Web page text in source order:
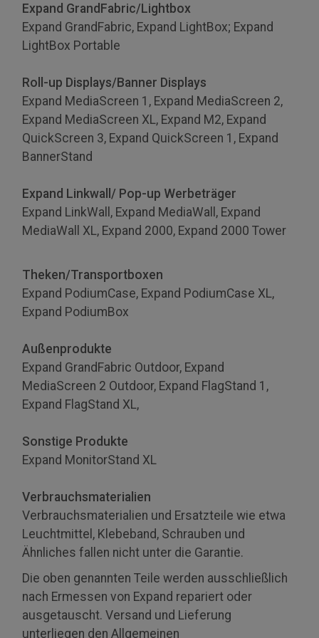
Expand GrandFabric/Lightbox
Expand GrandFabric, Expand LightBox; Expand
LightBox Portable
Roll-up Displays/Banner Displays
Expand MediaScreen 1, Expand MediaScreen 2,
Expand MediaScreen XL, Expand M2, Expand
QuickScreen 3, Expand QuickScreen 1, Expand
BannerStand
Expand Linkwall/ Pop-up Werbeträger
Expand LinkWall, Expand MediaWall, Expand
MediaWall XL, Expand 2000, Expand 2000 Tower
Theken/Transportboxen
Expand PodiumCase, Expand PodiumCase XL,
Expand PodiumBox
Außenprodukte
Expand GrandFabric Outdoor, Expand
MediaScreen 2 Outdoor, Expand FlagStand 1,
Expand FlagStand XL,
Sonstige Produkte
Expand MonitorStand XL
Verbrauchsmaterialien
Verbrauchsmaterialien und Ersatzteile wie etwa
Leuchtmittel, Klebeband, Schrauben und
Ähnliches fallen nicht unter die Garantie.
Die oben genannten Teile werden ausschließlich
nach Ermessen von Expand repariert oder
ausgetauscht. Versand und Lieferung
unterliegen den Allgemeinen